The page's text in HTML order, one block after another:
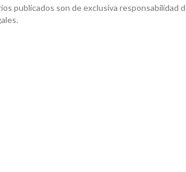
publicados son de exclusiva responsabilidad